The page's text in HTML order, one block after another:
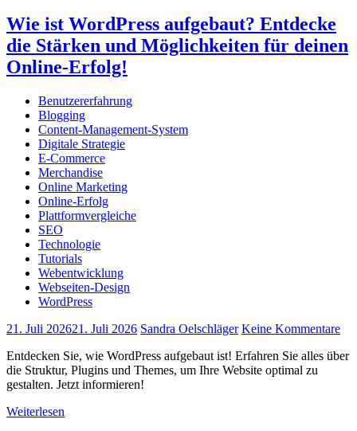
Wie ist WordPress aufgebaut? Entdecke
die Stärken und Möglichkeiten für deinen
Online-Erfolg!
Benutzererfahrung
Blogging
Content-Management-System
Digitale Strategie
E-Commerce
Merchandise
Online Marketing
Online-Erfolg
Plattformvergleiche
SEO
Technologie
Tutorials
Webentwicklung
Webseiten-Design
WordPress
21. Juli 202621. Juli 2026 Sandra Oelschläger Keine Kommentare
Entdecken Sie, wie WordPress aufgebaut ist! Erfahren Sie alles über
die Struktur, Plugins und Themes, um Ihre Website optimal zu
gestalten. Jetzt informieren!
Weiterlesen